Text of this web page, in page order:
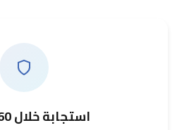
استجابة خلال 60 دقيقة